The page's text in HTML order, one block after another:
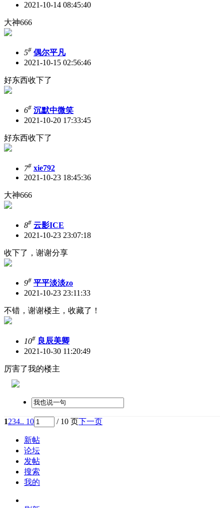
2021-10-14 08:45:40
大神666
5# 偶尔平凡
2021-10-15 02:56:46
好东西收下了
6# 沉默中微笑
2021-10-20 17:33:45
好东西收下了
7# xie792
2021-10-23 18:45:36
大神666
8# 云影ICE
2021-10-23 23:07:18
收下了，谢谢分享
9# 平平淡淡zo
2021-10-23 23:11:33
不错，谢谢楼主，收藏了！
10# 良辰美卿
2021-10-30 11:20:49
厉害了我的楼主
1234.. 10 / 10 页下一页
新帖
论坛
发帖
搜索
我的